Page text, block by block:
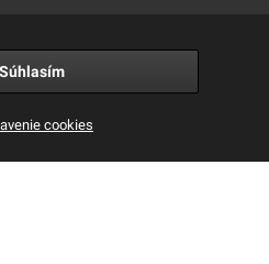
Súhlasím
cookies